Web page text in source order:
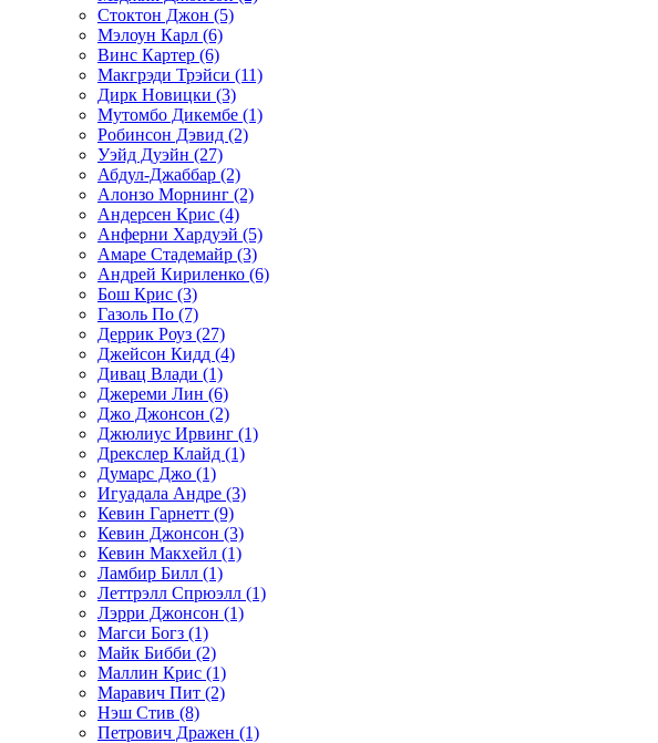
Стоктон Джон (5)
Мэлоун Карл (6)
Винс Картер (6)
Макгрэди Трэйси (11)
Дирк Новицки (3)
Мутомбо Дикембе (1)
Робинсон Дэвид (2)
Уэйд Дуэйн (27)
Абдул-Джаббар (2)
Алонзо Морнинг (2)
Андерсен Крис (4)
Анферни Xардуэй (5)
Амаре Стадемайр (3)
Андрей Кириленко (6)
Бош Крис (3)
Газоль По (7)
Деррик Роуз (27)
Джейсон Кидд (4)
Дивац Влади (1)
Джереми Лин (6)
Джо Джонсон (2)
Джюлиус Ирвинг (1)
Дрекслер Клайд (1)
Думарс Джо (1)
Игуадала Андре (3)
Кевин Гарнетт (9)
Кевин Джонсон (3)
Кевин Макхейл (1)
Ламбир Билл (1)
Леттрэлл Спрюэлл (1)
Лэрри Джонсон (1)
Магси Богз (1)
Майк Бибби (2)
Маллин Крис (1)
Маравич Пит (2)
Нэш Стив (8)
Петрович Дражен (1)